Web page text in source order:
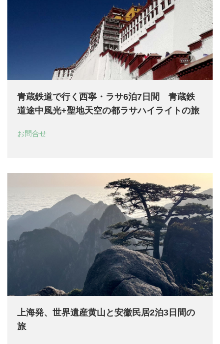
青蔵鉄道で行く西寧・ラサ6泊7日間 青蔵鉄
道途中風光+聖地天空の都ラサハイライトの旅
お問合せ
上海発、世界遺産黄山と安徽民居2泊3日間の
旅